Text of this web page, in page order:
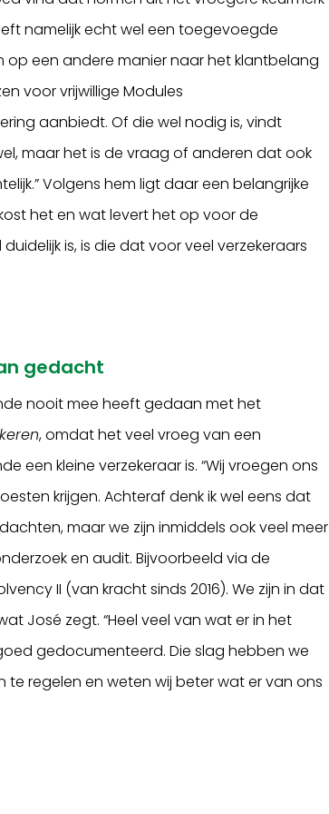
namelijk echt wel een toegevoegde
een andere manier naar het klantbelang
voor vrijwillige Modules
aanbiedt. Of die wel nodig is, vindt
maar het is de vraag of anderen dat ook
Volgens hem ligt daar een belangrijke
het en wat levert het op voor de
is, is die dat voor veel verzekeraars
gedacht
nooit mee heeft gedaan met het
, omdat het veel vroeg van een
een kleine verzekeraar is. “Wij vroegen ons
krijgen. Achteraf denk ik wel eens dat
maar we zijn inmiddels ook veel meer
en audit. Bijvoorbeeld via de
II (van kracht sinds 2016). We zijn in dat
José zegt. “Heel veel van wat er in het
gedocumenteerd. Die slag hebben we
regelen en weten wij beter wat er van ons